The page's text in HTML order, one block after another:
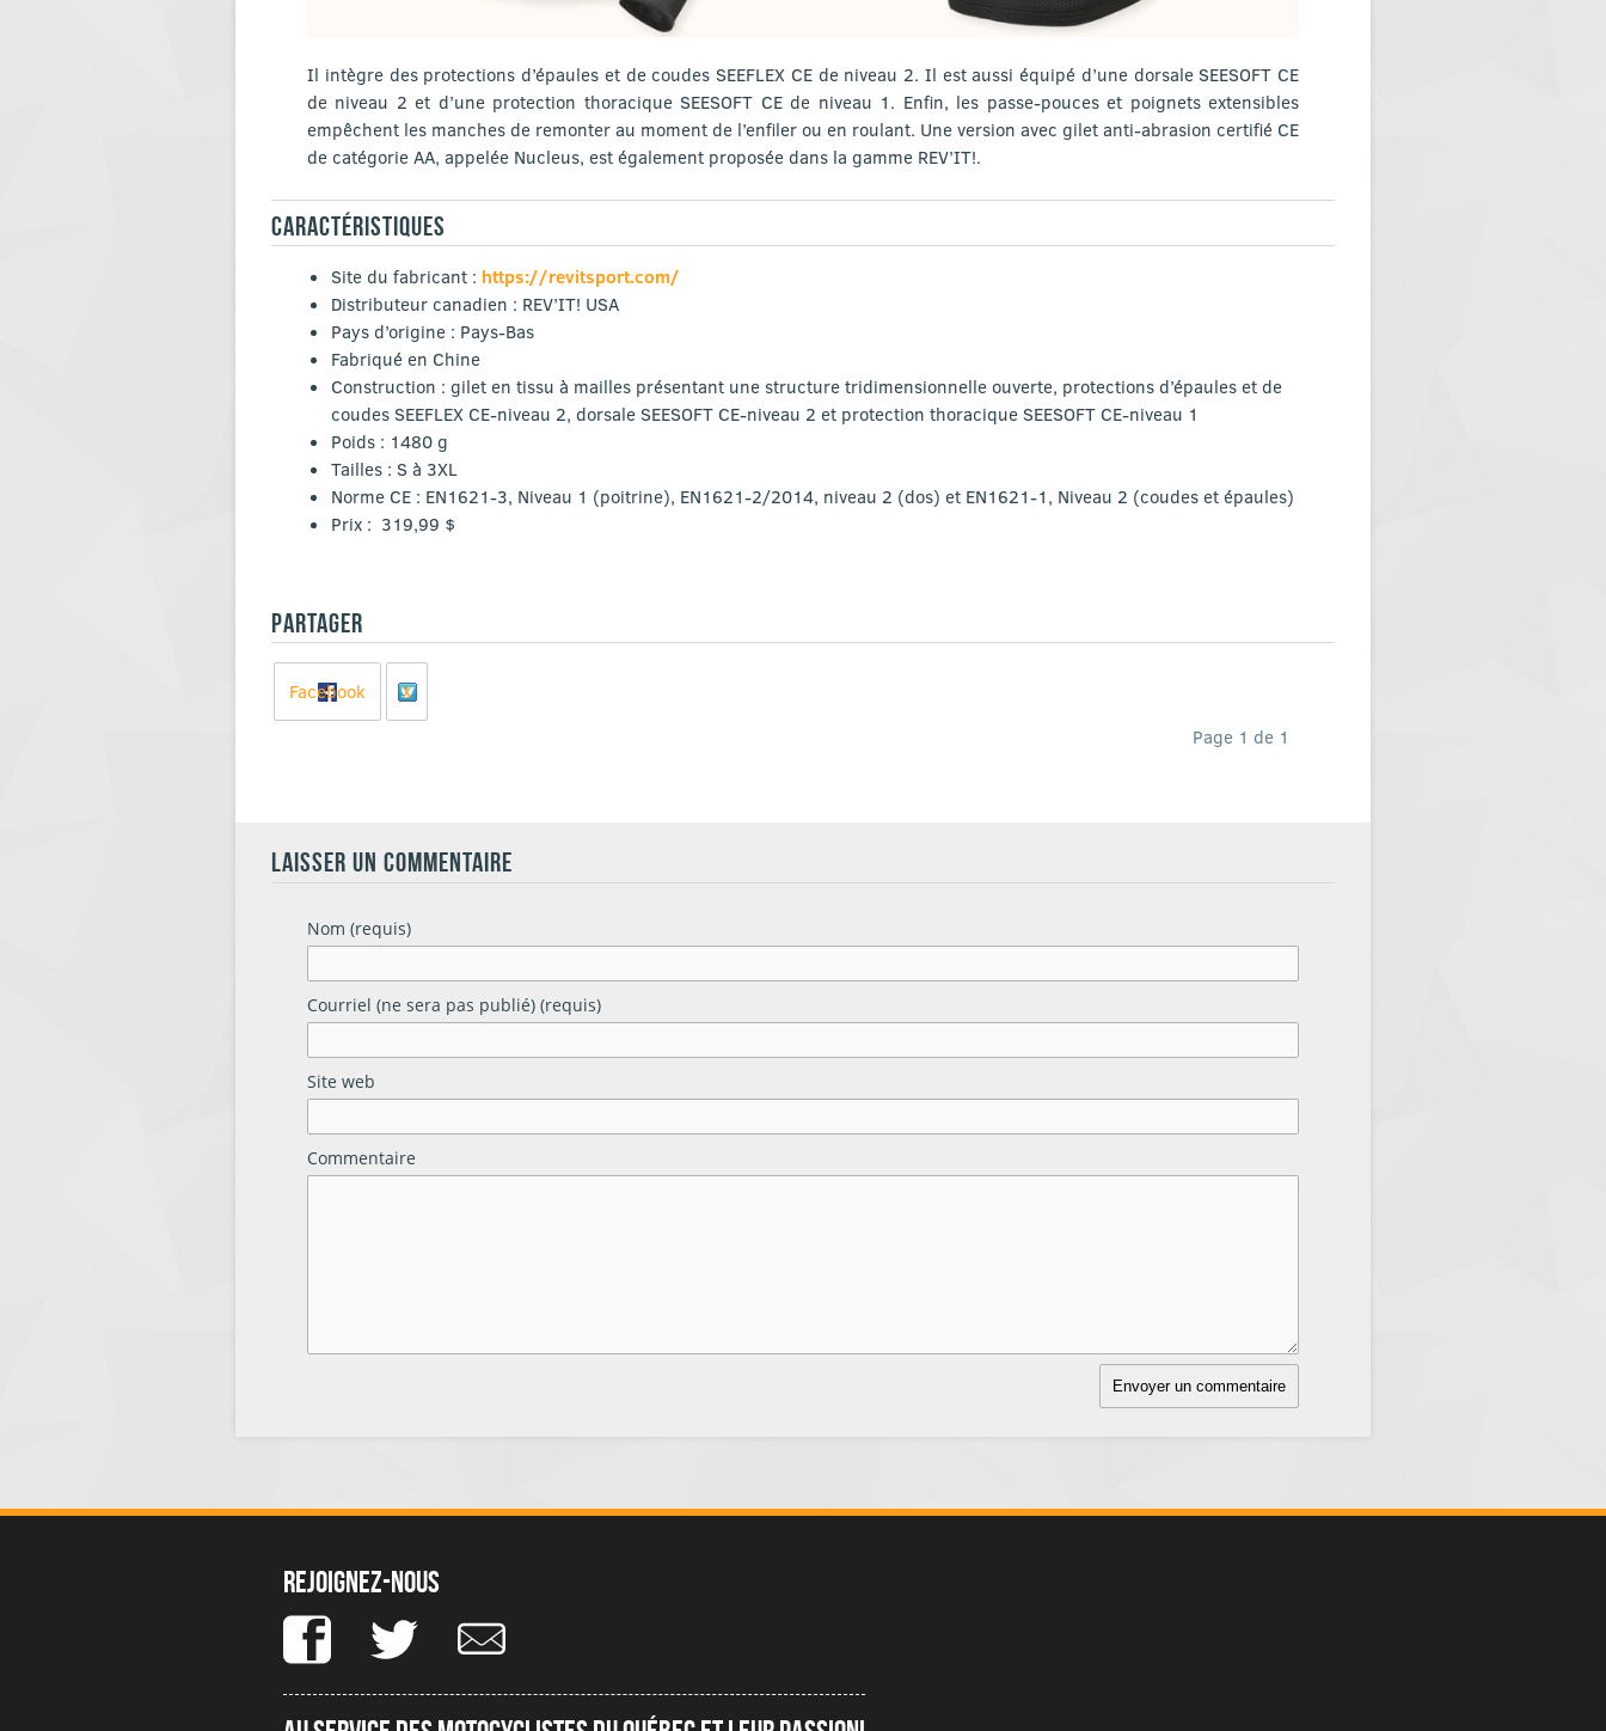
Il intègre des protections d’épaules et de coudes SEEFLEX CE de niveau 2. Il est aussi équipé d’une dorsale SEESOFT CE
de niveau 2 et d’une protection thoracique SEESOFT CE de niveau 1. Enfin, les passe-pouces et poignets extensibles
empêchent les manches de remonter au moment de l’enfiler ou en roulant. Une version avec gilet anti-abrasion certifié CE
de catégorie AA, appelée Nucleus, est également proposée dans la gamme REV’IT!.
CARACTÉRISTIQUES
Site du fabricant : https://revitsport.com/
Distributeur canadien : REV’IT! USA
Pays d’origine : Pays-Bas
Fabriqué en Chine
Construction : gilet en tissu à mailles présentant une structure tridimensionnelle ouverte, protections d’épaules et de
coudes SEEFLEX CE-niveau 2, dorsale SEESOFT CE-niveau 2 et protection thoracique SEESOFT CE-niveau 1
Poids : 1480 g
Tailles : S à 3XL
Norme CE : EN1621-3, Niveau 1 (poitrine), EN1621-2/2014, niveau 2 (dos) et EN1621-1, Niveau 2 (coudes et épaules)
Prix : 319,99 $
PARTAGER
Facebook
X
Page 1 de 1
LAISSER UN COMMENTAIRE
Nom (requis)
Courriel (ne sera pas publié) (requis)
Site web
Commentaire
Rejoignez-nous